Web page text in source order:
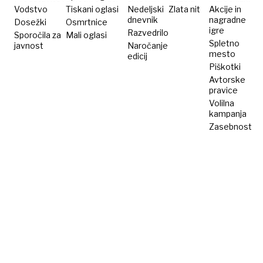
Vodstvo
Dosežki
Sporočila za
javnost
Tiskani oglasi
Osmrtnice
Mali oglasi
Nedeljski
dnevnik
Razvedrilo
Naročanje
edicij
Zlata nit
Akcije in
nagradne
igre
Spletno
mesto
Piškotki
Avtorske
pravice
Volilna
kampanja
Zasebnost